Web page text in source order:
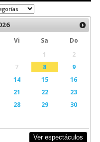
Vi Sa
Do
1
2
7 8
9
14 15
16
21 22
23
28 29
30
Ver espectáculos